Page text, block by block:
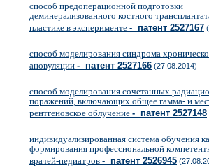
способ предоперационной подготовки
деминерализованного костного
пластике в эксперименте - патент 2527167
способ моделирования синдрома
ановуляции - патент 2527166 (27.08.2014)
способ моделирования сочетанных
поражений, включающих общее гамма- и
рентгеновское облучение - патент 2527148
индивидуализированная система обучения
формирования профессиональной
врачей-педиатров - патент 2526945